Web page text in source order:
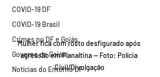
COVID-19 DF
COVID-19 Brasil
Crimes no DF e Goiás
Governo de Goiás
Notícias do Entorno DF
Mulher fica com rosto desfigurado após
agressão em Planaltina — Foto: Polícia
Civil/Divulgação